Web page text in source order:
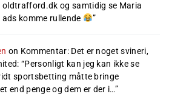
oldtrafford.dk og samtidig se Maria
komme rullende
”
on Kommentar: Det er noget svineri,
: “Personligt kan jeg kan ikke se
sportsbetting måtte bringe
end penge og dem er der i…”